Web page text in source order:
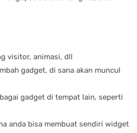
visitor, animasi, dll
gadget, di sana akan muncul
gadget di tempat lain, seperti
anda bisa membuat sendiri widget